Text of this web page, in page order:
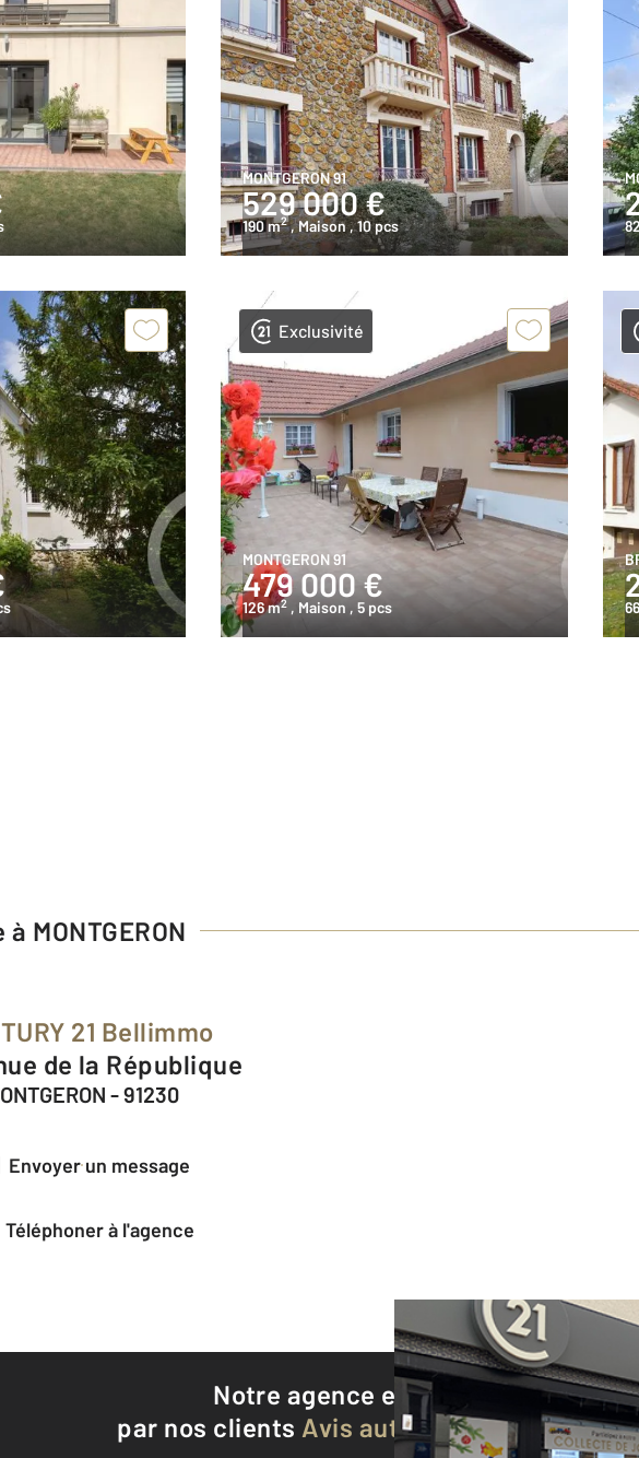
MONTGERON 91
529 000 €
190 m2 , Maison , 10 pcs
Exclusivité
MONTGERON 91
479 000 €
126 m2 , Maison , 5 pcs
MONTGERON
21 Bellimmo
de la République
MONTGERON - 91230
Envoyer un message
Téléphoner à l'agence
Notre agence est notée9,6/10
par nos clients Avis authentifiés par